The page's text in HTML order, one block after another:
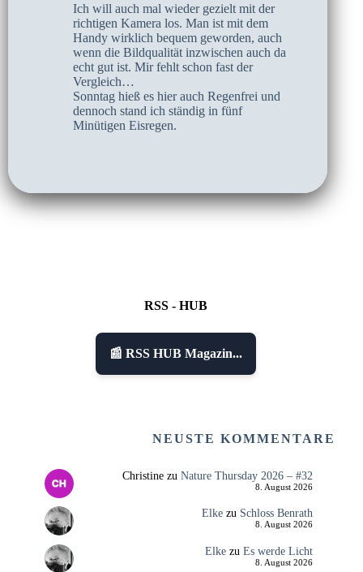
Ich will auch mal wieder gezielt mit der
richtigen Kamera los. Man ist mit dem
Handy wirklich bequem geworden, auch
wenn die Bildqualität inzwischen auch da
echt gut ist. Mir fehlt schon fast der
Vergleich…
Sonntag hieß es hier auch Regenfrei und
dennoch stand ich ständig in fünf
Minütigen Eisregen.
RSS - HUB
📰 RSS HUB Magazin...
NEUSTE KOMMENTARE
Christinezu Nature Thursday 2026 – #32
8. August 2026
Elkezu Schloss Benrath
8. August 2026
Elkezu Es werde Licht
8. August 2026